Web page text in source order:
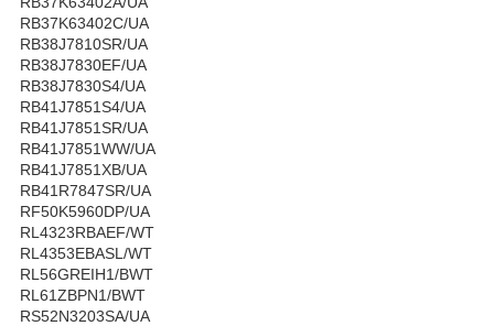
RB37K63402C/UA
RB38J7810SR/UA
RB38J7830EF/UA
RB38J7830S4/UA
RB41J7851S4/UA
RB41J7851SR/UA
RB41J7851WW/UA
RB41J7851XB/UA
RB41R7847SR/UA
RF50K5960DP/UA
RL4323RBAEF/WT
RL4353EBASL/WT
RL56GREIH1/BWT
RL61ZBPN1/BWT
RS52N3203SA/UA